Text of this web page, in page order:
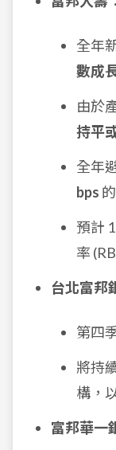
全年
數成
由於
持平
全年
bps
預計
率
台北富邦
第四
將持
構，
富邦華一